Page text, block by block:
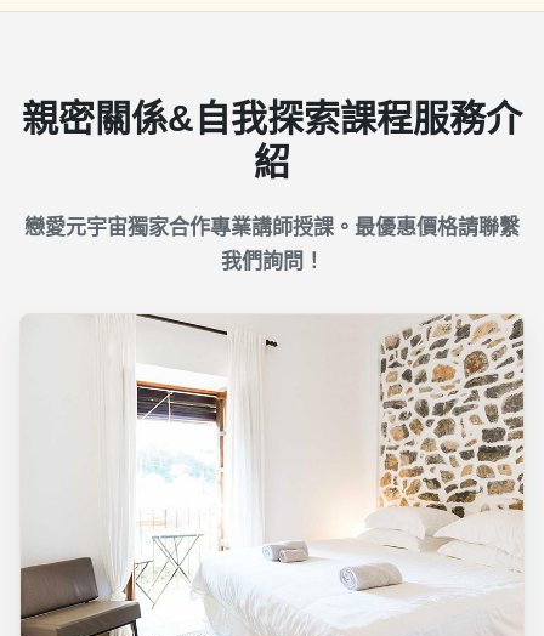
親密關係&自我探索課程服務介
紹
戀愛元宇宙獨家合作專業講師授課。最優惠價格請聯繫
我們詢問！